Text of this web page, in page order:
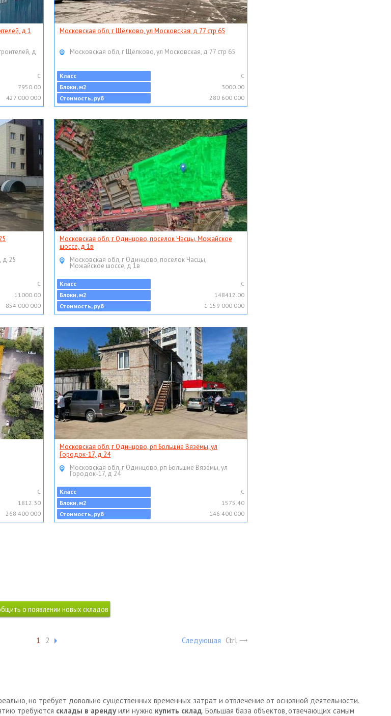
д 1
д
C
7950.00
427 000 000
Московская обл, г Щёлково, ул Московская, д 77 стр 65
Московская обл, г Щёлково, ул Московская, д 77 стр 65
Класс
C
Блоки, м2
3000.00
Стоимость, руб
280 600 000
д 25
C
11000.00
854 000 000
Московская обл, г Одинцово, поселок Часцы, Можайское
шоссе, д 1в
Московская обл, г Одинцово, поселок Часцы,
Можайское шоссе, д 1в
Класс
C
Блоки, м2
148412.00
Стоимость, руб
1 159 000 000
C
1812.30
268 400 000
Московская обл, г Одинцово, рп Большие Вязёмы, ул
Городок-17, д 24
Московская обл, г Одинцово, рп Большие Вязёмы, ул
Городок-17, д 24
Класс
C
Блоки, м2
1575.40
Стоимость, руб
146 400 000
1 2 Следующая Ctrl
но требует довольно существенных временных затрат и отвлечение от основной деятельности.
требуются склады в аренду или нужно купить склад. Большая база объектов, отвечающих самым